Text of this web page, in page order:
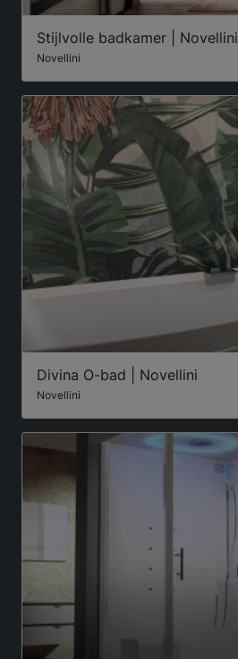
Stijlvolle badkamer | Novellini
Novellini
Divina O-bad | Novellini
Novellini